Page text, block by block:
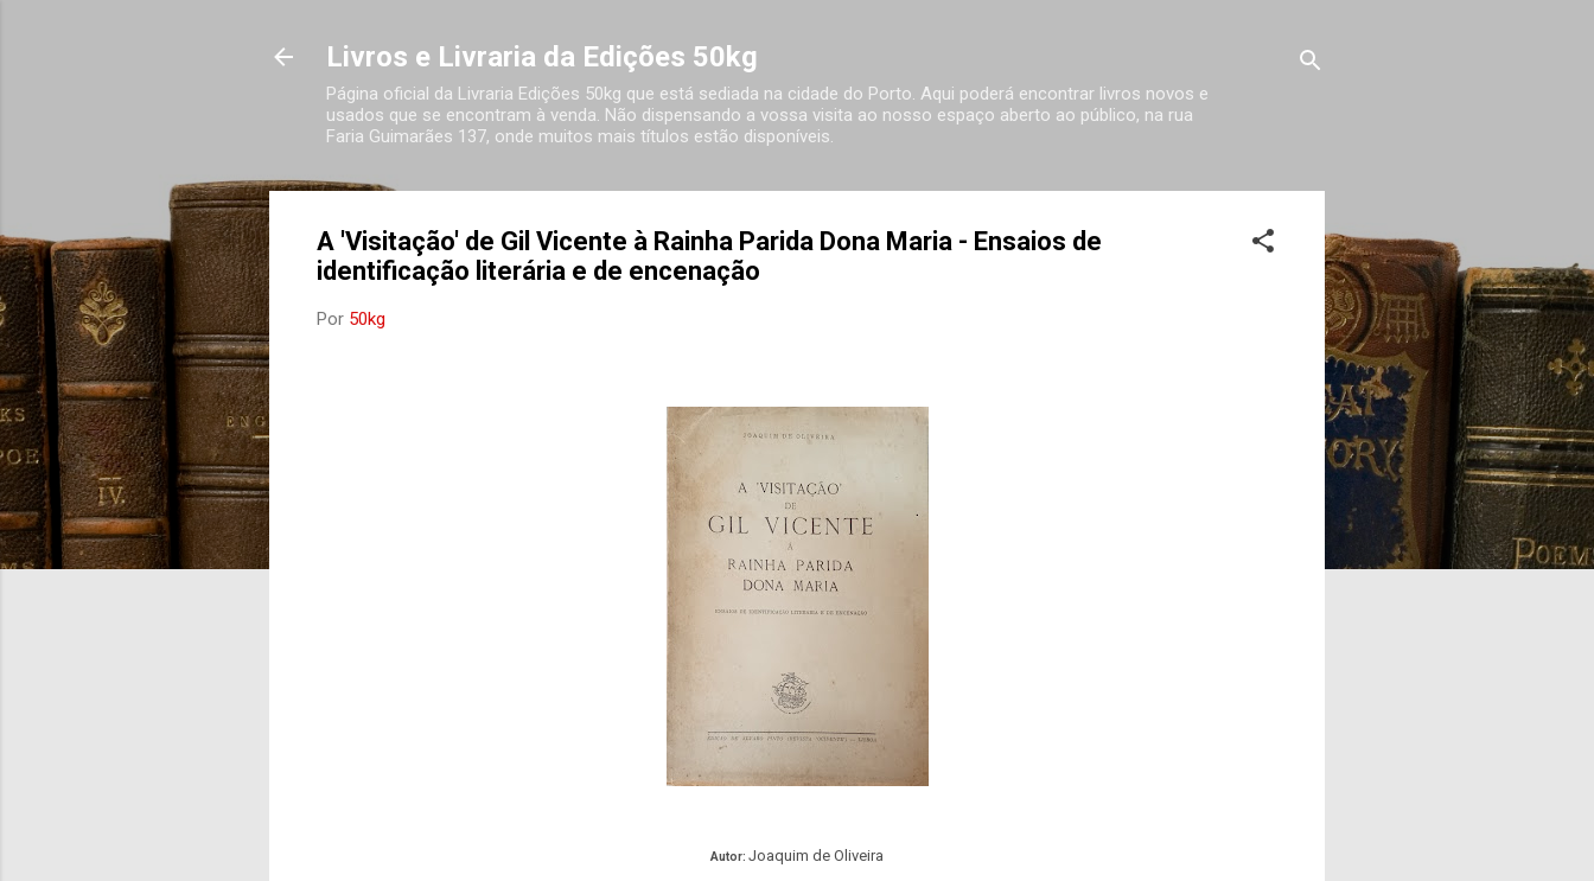
Livros e Livraria da Edições 50kg
Página oficial da Livraria Edições 50kg que está sediada na cidade do Porto. Aqui poderá encontrar livros novos e
usados que se encontram à venda. Não dispensando a vossa visita ao nosso espaço aberto ao público, na rua
Faria Guimarães 137, onde muitos mais títulos estão disponíveis.
A 'Visitação' de Gil Vicente à Rainha Parida Dona Maria - Ensaios de
identificação literária e de encenação
Por 50kg
Autor: Joaquim de Oliveira